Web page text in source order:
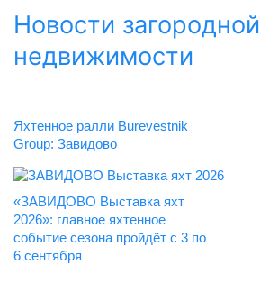
Новости загородной
недвижимости
Яхтенное ралли Burevestnik
Group: Завидово
«ЗАВИДОВО Выставка яхт
2026»: главное яхтенное
событие сезона пройдёт с 3 по
6 сентября